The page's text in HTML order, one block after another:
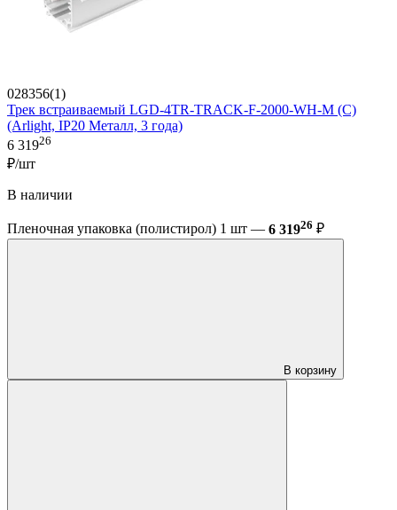
028356(1)
Трек встраиваемый LGD-4TR-TRACK-F-2000-WH-M (C)
(Arlight, IP20 Металл, 3 года)
6 31926
₽/шт
В наличии
Пленочная упаковка (полистирол) 1 шт — 6 31926 ₽
В корзину